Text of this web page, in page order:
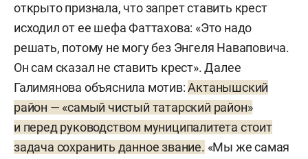
открыто признала, что запрет ставить крест
исходил от ее шефа Фаттахова: «Это надо
решать, потому не могу без Энгеля Наваповича.
Он сам сказал не ставить крест». Далее
Галимянова объяснила мотив:Актанышский
район — «самый чистый татарский район»
и перед руководством муниципалитета стоит
задача сохранить данное звание. «Мы же самая